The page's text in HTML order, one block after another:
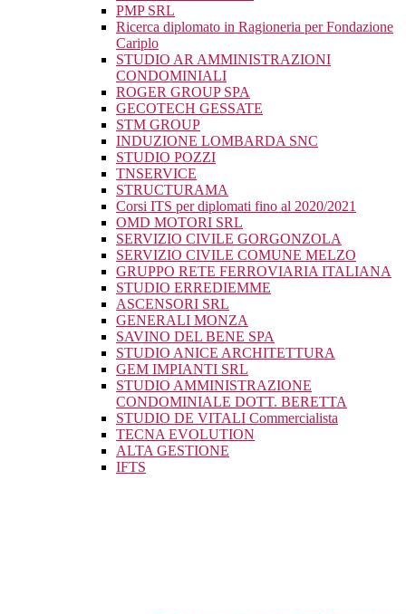
PMP SRL
Ricerca diplomato in Ragioneria per Fondazione
Cariplo
STUDIO AR AMMINISTRAZIONI
CONDOMINIALI
ROGER GROUP SPA
GECOTECH GESSATE
STM GROUP
INDUZIONE LOMBARDA SNC
STUDIO POZZI
TNSERVICE
STRUCTURAMA
Corsi ITS per diplomati fino al 2020/2021
OMD MOTORI SRL
SERVIZIO CIVILE GORGONZOLA
SERVIZIO CIVILE COMUNE MELZO
GRUPPO RETE FERROVIARIA ITALIANA
STUDIO ERREDIEMME
ASCENSORI SRL
GENERALI MONZA
SAVINO DEL BENE SPA
STUDIO ANICE ARCHITETTURA
GEM IMPIANTI SRL
STUDIO AMMINISTRAZIONE
CONDOMINIALE DOTT. BERETTA
STUDIO DE VITALI Commercialista
TECNA EVOLUTION
ALTA GESTIONE
IFTS